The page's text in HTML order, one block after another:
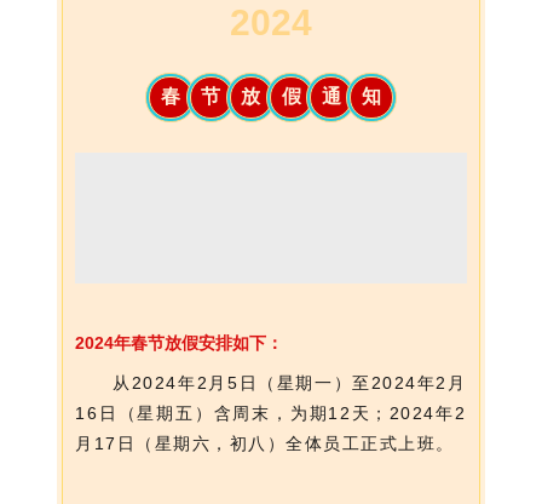
2024
春 节 放 假 通 知
2024年春节放假安排如下：
从2024年2月5日（星期一）至2024年2月
16日（星期五）含周末，为期12天；2024年2
月17日（星期六，初八）全体员工正式上班。